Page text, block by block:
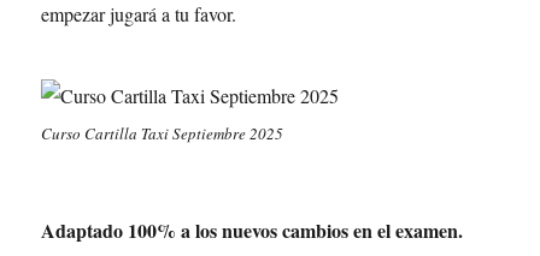
empezar jugará a tu favor.
Curso Cartilla Taxi Septiembre 2025
Adaptado 100% a los nuevos cambios en el examen.